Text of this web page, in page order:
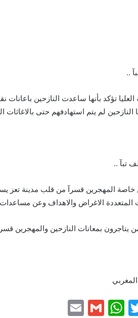
..
النازحين لم يتم استهادفهم حتى بالاغاثات
تبآ ..
خاصة المهجرين قسرآ من قلب مدينة تعز
المتعددة الاغراض والاهداف وعن
يتاجرون بمعانات النازحين والمهجرين
T
W
G